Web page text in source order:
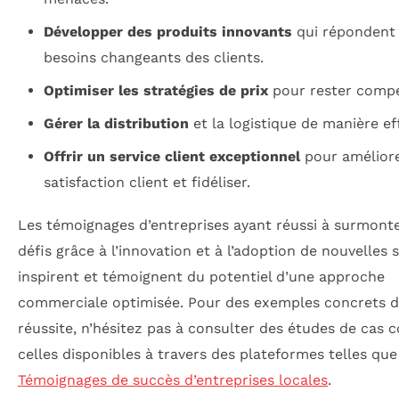
Développer des produits innovants qui répondent
besoins changeants des clients.
Optimiser les stratégies de prixpour rester
Gérer la distribution et la logistique de manière
Offrir un service client exceptionnelpour
satisfaction client et fidéliser.
Les témoignages d’entreprises ayant réussi à
défis grâce à l’innovation et à l’adoption de nouvelles
inspirent et témoignent du potentiel d’une approche
commerciale optimisée. Pour des exemples concrets
réussite, n’hésitez pas à consulter des études de cas
celles disponibles à travers des plateformes telles que
Témoignages de succès d’entreprises locales.